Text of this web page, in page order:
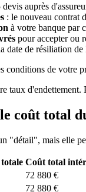
devis auprès
: le nouveau contrat
à votre banque par
pour accepter ou
date de résiliation
conditions de votre
taux
coût total
"détail", mais elle
Coût total
72 880 €
72 880 €